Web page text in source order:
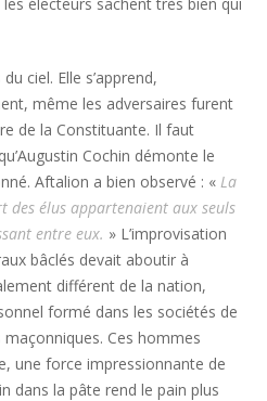
ciel. Elle s’apprend,
même les adversaires furent
de la Constituante. Il faut
Cochin démonte le
Aftalion a bien observé : « La
des élus appartenaient aux seuls
entre eux. » L’improvisation
bâclés devait aboutir à
différent de la nation,
formé dans les sociétés de
Ces hommes
une force impressionnante de
dans la pâte rend le pain plus